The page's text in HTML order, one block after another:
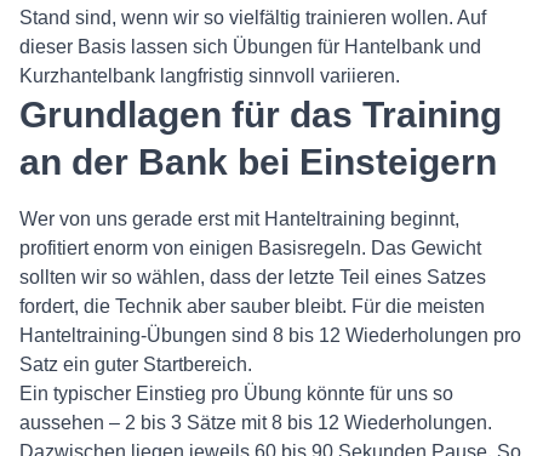
Stand sind, wenn wir so vielfältig trainieren wollen. Auf
dieser Basis lassen sich Übungen für Hantelbank und
Kurzhantelbank langfristig sinnvoll variieren.
Grundlagen für das Training
an der Bank bei Einsteigern
Wer von uns gerade erst mit Hanteltraining beginnt,
profitiert enorm von einigen Basisregeln. Das Gewicht
sollten wir so wählen, dass der letzte Teil eines Satzes
fordert, die Technik aber sauber bleibt. Für die meisten
Hanteltraining‑Übungen sind 8 bis 12 Wiederholungen pro
Satz ein guter Startbereich.
Ein typischer Einstieg pro Übung könnte für uns so
aussehen – 2 bis 3 Sätze mit 8 bis 12 Wiederholungen.
Dazwischen liegen jeweils 60 bis 90 Sekunden Pause. So